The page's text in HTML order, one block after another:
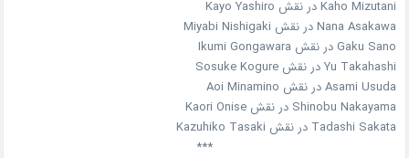
Kaho Mizutani در نقش Kayo Yashiro
Nana Asakawa در نقش Miyabi Nishigaki
Gaku Sano در نقش Ikumi Gongawara
Yu Takahashi در نقش Sosuke Kogure
Asami Usuda در نقش Aoi Minamino
Shinobu Nakayama در نقش Kaori Onise
Tadashi Sakata در نقش Kazuhiko Tasaki
***